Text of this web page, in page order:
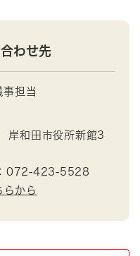
わせ先
事担当
岸和田市役所新館3
072-423-5528
らから